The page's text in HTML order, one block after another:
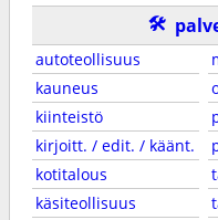
🛠
autoteollisuus
kauneus
kiinteistö
kirjoitt. / edit. / käänt.
kotitalous
käsiteollisuus